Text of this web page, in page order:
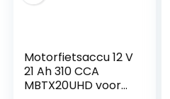
Motorfietsaccu 12 V
21 Ah 310 CCA
MBTX20UHD voor